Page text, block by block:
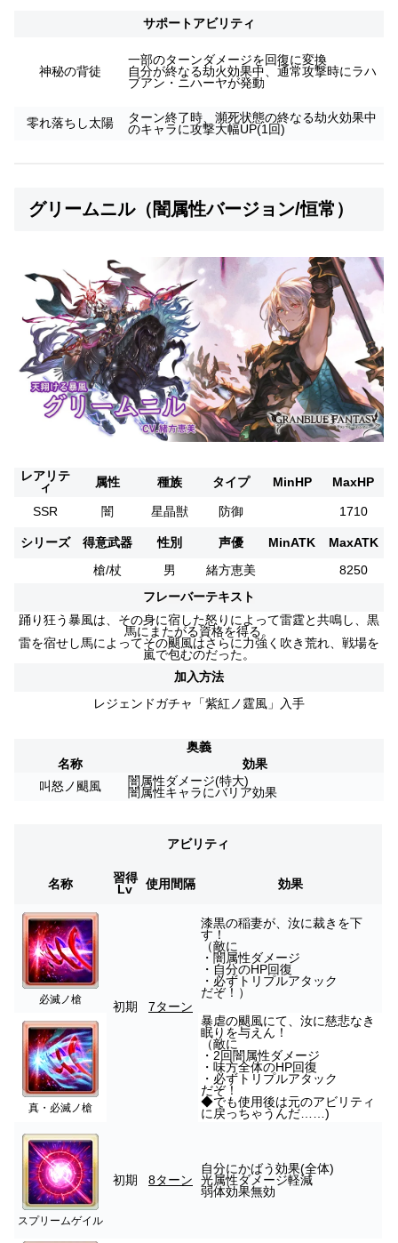
サポートアビリティ
神秘の背徒
一部のターンダメージを回復に変換
自分が終なる劫火効果中、通常攻撃時にラハ
ブアン・ニハーヤが発動
零れ落ちし太陽
ターン終了時、瀕死状態の終なる劫火効果中
のキャラに攻撃大幅UP(1回)
グリームニル（闇属性バージョン/恒常）
レアリテ
ィ
属性 種族 タイプ MinHP MaxHP
SSR 闇 星晶獣 防御 1710
シリーズ 得意武器 性別 声優 MinATK
MaxATK
槍/杖
男 緒方恵美
8250
フレーバーテキスト
踊り狂う暴風は、その身に宿した怒りによって雷霆と共鳴し、黒
馬にまたがる資格を得る。
雷を宿せし馬によってその颶風はさらに力強く吹き荒れ、戦場を
嵐で包むのだった。
加入方法
レジェンドガチャ「紫紅ノ霆風」入手
奥義
名称
効果
叫怒ノ颶風
闇属性ダメージ(特大)
闇属性キャラにバリア効果
アビリティ
名称
習得
Lv
使用間隔 効果
必滅ノ槍 初期 7ターン
漆黒の稲妻が、汝に裁きを下
す！
（敵に
・闇属性ダメージ
・自分のHP回復
・必ずトリプルアタック
だぞ！）
真・必滅ノ槍
暴虐の颶風にて、汝に慈悲なき
眠りを与えん！
（敵に
・2回闇属性ダメージ
・味方全体のHP回復
・必ずトリプルアタック
だぞ！
◆でも使用後は元のアビリティ
に戻っちゃうんだ……)
スプリームゲイル
初期 8ターン
自分にかばう効果(全体)
光属性ダメージ軽減
弱体効果無効